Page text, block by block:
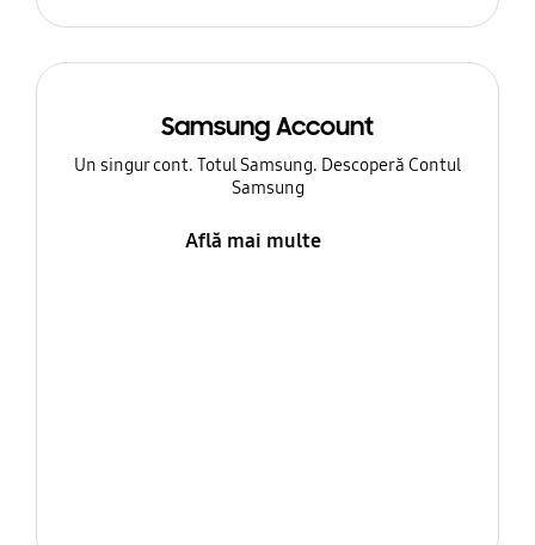
Samsung Account
Un singur cont. Totul Samsung. Descoperă Contul
Samsung
Află mai multe